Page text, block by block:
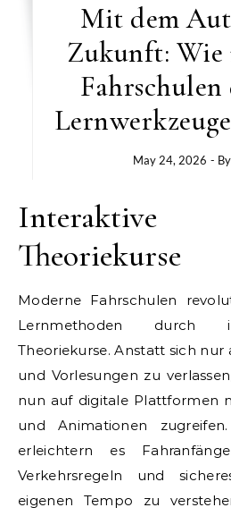
Mit dem
Zukunft: Wie
May 24, 2026 - By
Theoriekurse
Moderne Fahrschulen
Lernmethoden durch
Theoriekurse. Anstatt sich
und Vorlesungen zu
nun auf digitale Plattformen
und Animationen
erleichtern es
Verkehrsregeln und
eigenen Tempo zu